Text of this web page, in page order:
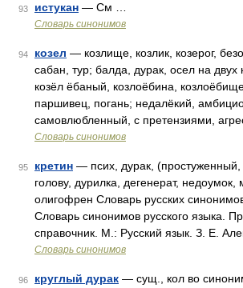
93 истукан — См …
Словарь синонимов
94 козел — козлище, козлик, козерог,
сабан, тур; балда, дурак, осел на двух
козёл ёбаный, козлоёбина,
паршивец, погань; недалёкий,
самовлюбленный, с претензиями,
Словарь синонимов
95 кретин — псих, дурак,
голову, дурилка, дегенерат, недоумок,
олигофрен Словарь русских
Словарь синонимов русского языка.
справочник. М.: Русский язык. З. Е.
Словарь синонимов
96 круглый дурак — сущ., кол во